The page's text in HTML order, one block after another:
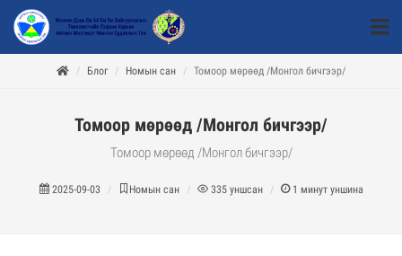
Блог Номын сан Томоор мөрөөд /Монгол бичгээр/
Томоор мөрөөд /Монгол бичгээр/
Томоор мөрөөд /Монгол бичгээр/
2025-09-03 Номын сан 335 уншсан 1 минут уншина